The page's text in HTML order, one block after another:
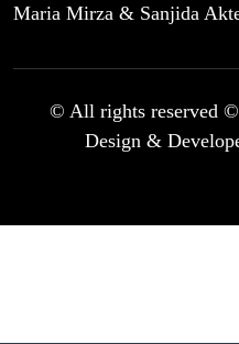
Maria Mirza & Sanjida
© All rights reserved ©
Design &